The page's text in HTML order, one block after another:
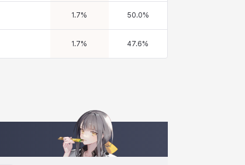
1.7% 50.0%
1.7% 47.6%